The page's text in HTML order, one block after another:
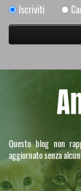
Iscriviti
Questo blog non
aggiornato senza